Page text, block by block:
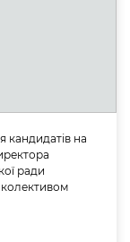
кандидатів на
ради
колективом